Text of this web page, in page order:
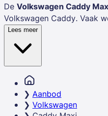
De Volkswagen Caddy
Volkswagen Caddy. Vaak
Maxi ook aangeduid als
koeriers, maar ook andere
voor lading nodig hebben,
Maxi. Zie jij jezelf al een
straatjes of heerlijk over
Caddy Maxi?
Bekijk dan hieronder alle
Lees meer
Aanbod
Volkswagen